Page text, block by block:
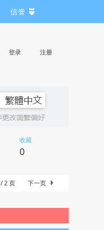
信誉
登录 注册
收藏
0
/ 2 页 下一页